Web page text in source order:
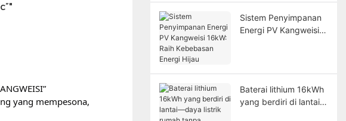
yang mempesona,
Sistem Penyimpanan
Energi PV Kangweisi
Baterai lithium 16kWh
yang berdiri di lantai—